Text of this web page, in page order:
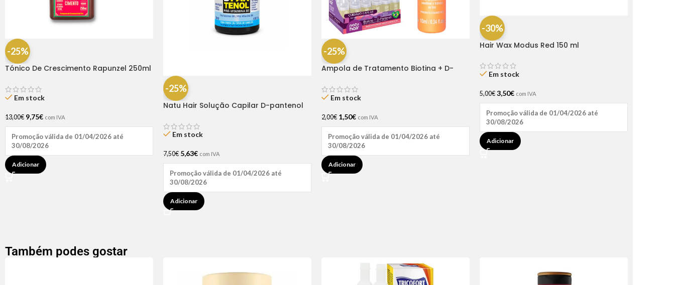
-25%
Tónico De Crescimento Rapunzel 250ml
Em stock
13,00€ 9,75€ com IVA
Promoção válida de 01/04/2026 até
30/08/2026
Adicionar
-25%
Natu Hair Solução Capilar D-pantenol
Em stock
7,50€ 5,63€ com IVA
Promoção válida de 01/04/2026 até
30/08/2026
Adicionar
-25%
Ampola de Tratamento Biotina + D-
Em stock
2,00€ 1,50€ com IVA
Promoção válida de 01/04/2026 até
30/08/2026
Adicionar
-30%
Hair Wax Modus Red 150 ml
Em stock
5,00€ 3,50€ com IVA
Promoção válida de 01/04/2026 até
30/08/2026
Adicionar
Também podes gostar